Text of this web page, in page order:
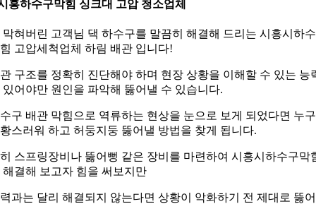
흥하수구막힘 싱크대 고압 청소업체
막혀버린 고객님 댁 하수구를 말끔히 해결해 드리는 시흥시하
고압세척업체 하림 배관 입니다!
구조를 정확히 진단해야 하며 현장 상황을 이해할 수 있는 능
있어야만 원인을 파악해 뚫어낼 수 있습니다.
구 배관 막힘으로 역류하는 현상을 눈으로 보게 되었다면 누
스러워 하고 허둥지둥 뚫어낼 방법을 찾게 됩니다.
스프링장비나 뚫어뻥 같은 장비를 마련하여 시흥시하수구막
해결해 보고자 힘을 써보지만
과는 달리 해결되지 않는다면 상황이 악화하기 전 제대로 뚫